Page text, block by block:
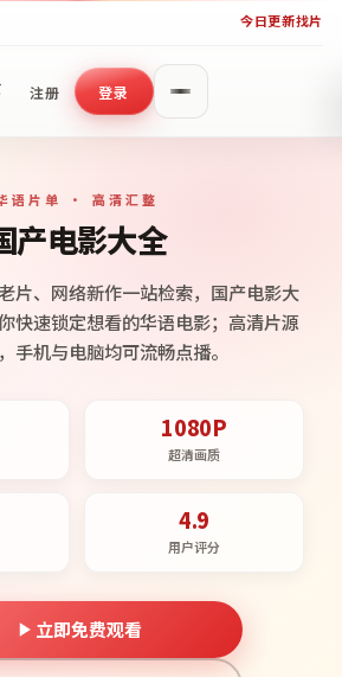
今日更新找片
注册 登录
语片单 · 高清汇整
产电影大全
片、网络新作一站检索，国产电影大
快速锁定想看的华语电影；高清片源
手机与电脑均可流畅点播。
1080P
超清画质
4.9
用户评分
立即免费观看